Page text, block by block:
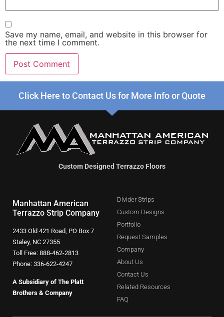
Save my name, email, and website in this browser for
the next time I comment.
Click Here to Contact Us for More Info or Quote
Custom Designed Terrazzo Floors
Manhattan American
Terrazzo Strip Company
2433 Old 421 Road, PO Box 7
Staley, NC 27355
Toll Free: 888-462-2813
Phone: 336-622-4247
A Subsidiary of The Platt
Brothers & Company
Divider Strips
Custom Designs
Portfolio
Request Samples
Company
About Us
Contact Us
Related Resources
FAQ